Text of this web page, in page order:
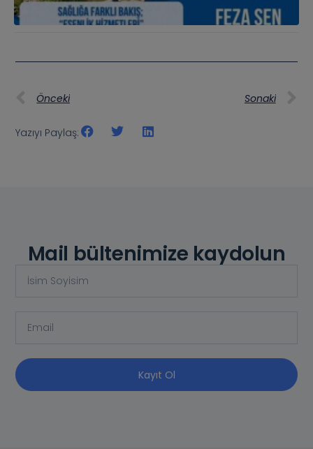
Önceki Sonaki
Yazıyı Paylaş:
Mail bültenimize kaydolun
Kayıt Ol